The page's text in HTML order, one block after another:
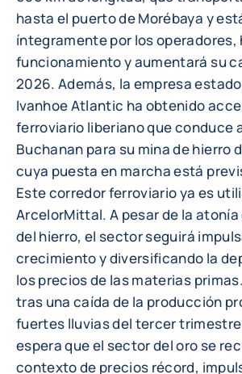
hasta el puerto de Morébaya y
íntegramente por los operadores,
funcionamiento y aumentará su
2026. Además, la empresa
Ivanhoe Atlantic ha obtenido
ferroviario liberiano que conduce
Buchanan para su mina de hierro
cuya puesta en marcha está
Este corredor ferroviario ya es
ArcelorMittal. A pesar de la
del hierro, el sector seguirá
crecimiento y diversificando la
los precios de las materias
tras una caída de la producción
fuertes lluvias del tercer
espera que el sector del oro se
contexto de precios récord,